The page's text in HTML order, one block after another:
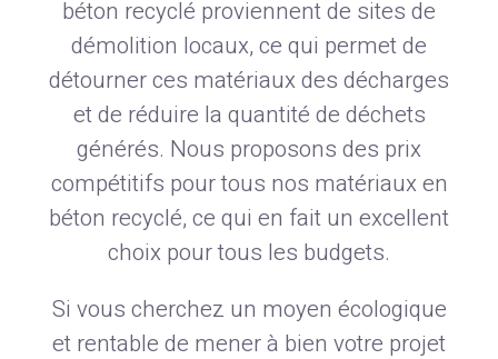
béton recyclé proviennent de sites de
démolition locaux, ce qui permet de
détourner ces matériaux des décharges
et de réduire la quantité de déchets
générés. Nous proposons des prix
compétitifs pour tous nos matériaux en
béton recyclé, ce qui en fait un excellent
choix pour tous les budgets.
Si vous cherchez un moyen écologique
et rentable de mener à bien votre projet